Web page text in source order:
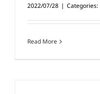
2022/07/28 | Categories:
Read More